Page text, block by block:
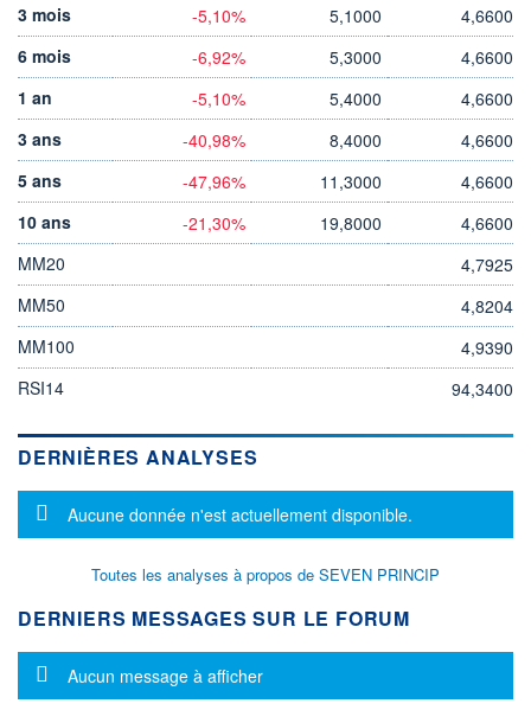
3 mois
-5,10% 5,1000
4,6600
6 mois
-6,92% 5,3000
4,6600
1 an
-5,10% 5,4000
4,6600
3 ans
-40,98% 8,4000
4,6600
5 ans
-47,96% 11,3000
4,6600
10 ans
-21,30% 19,8000
4,6600
MM20
4,7925
MM50
4,8204
MM100
4,9390
RSI14
94,3400
DERNIÈRES ANALYSES
Message d'information
Aucune donnée n'est actuellement disponible.
Toutes les analyses à propos de SEVEN PRINCIP
DERNIERS MESSAGES SUR LE FORUM
Message d'information
Aucun message à afficher